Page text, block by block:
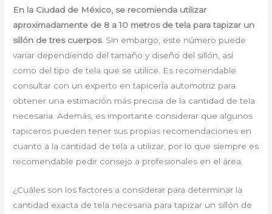
En la Ciudad de México, se recomienda utilizar
aproximadamente de 8 a 10 metros de tela para tapizar un
sillón de tres cuerpos. Sin embargo, este número puede
variar dependiendo del tamaño y diseño del sillón, así
como del tipo de tela que se utilice. Es recomendable
consultar con un experto en tapicería automotriz para
obtener una estimación más precisa de la cantidad de tela
necesaria. Además, es importante considerar que algunos
tapiceros pueden tener sus propias recomendaciones en
cuanto a la cantidad de tela a utilizar, por lo que siempre es
recomendable pedir consejo a profesionales en el área.
¿Cuáles son los factores a considerar para determinar la
cantidad exacta de tela necesaria para tapizar un sillón de